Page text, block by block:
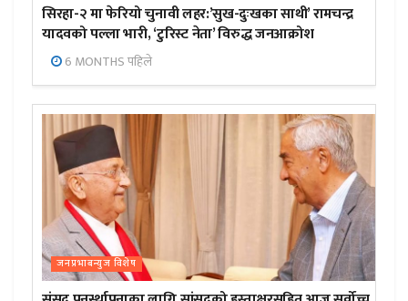
सिरहा-२ मा फेरियो चुनावी लहर:’सुख-दुःखका साथी’ रामचन्द्र
यादवको पल्ला भारी, ‘टुरिस्ट नेता’ विरुद्ध जनआक्रोश
6 MONTHS पहिले
जनप्रभाबन्युज विशेष